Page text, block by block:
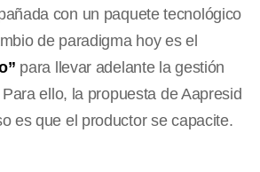
con un paquete tecnológico
de paradigma hoy es el
para llevar adelante la gestión
ello, la propuesta de Aapresid
es que el productor se capacite.